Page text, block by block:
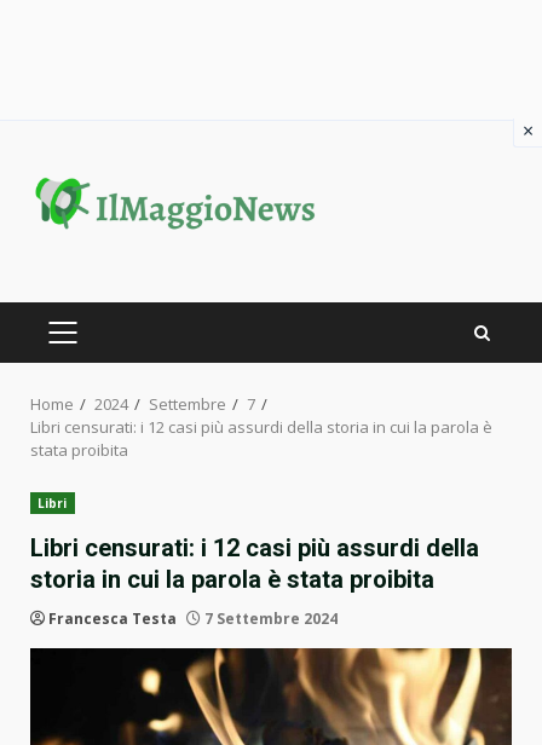
content
PRIMARY
Home 2024 Settembre
7
Libri censurati: i 12 casi più assurdi della storia in cui la parola è
stata proibita
Libri
Libri censurati: i 12 casi più assurdi della
storia in cui la parola è stata proibita
Francesca Testa 7 Settembre 2024
×